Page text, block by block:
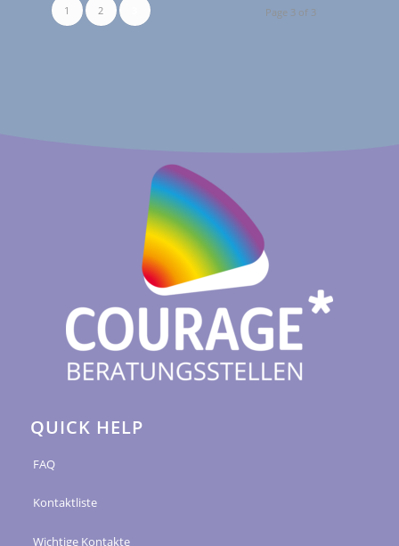
Page 3 of 3
1 2
QUICK HELP
FAQ
Kontaktliste
Wichtige Kontakte